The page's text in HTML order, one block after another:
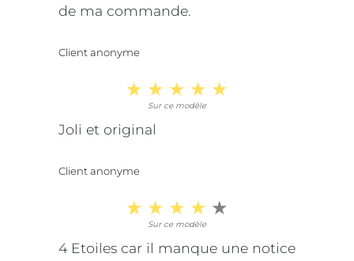
de ma commande.
Client anonyme
Sur ce modèle
Joli et original
Client anonyme
Sur ce modèle
4 Etoiles car il manque une notice